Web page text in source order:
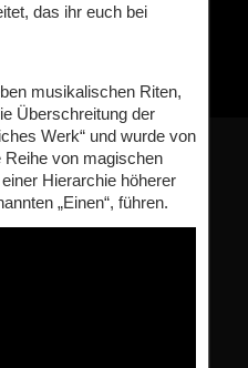
das ihr euch bei
musikalischen Riten,
Überschreitung der
Werk“ und wurde von
Reihe von magischen
Hierarchie höherer
„Einen“, führen.